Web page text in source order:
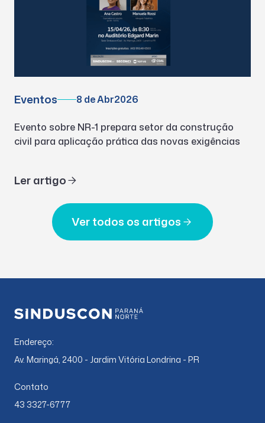
Eventos 8 de Abr2026
Evento sobre NR-1 prepara setor da construção
civil para aplicação prática das novas exigências
Ler artigo
Ver todos os artigos
Endereço:
Av. Maringá, 2400 - Jardim Vitória Londrina - PR
Contato
43 3327-6777